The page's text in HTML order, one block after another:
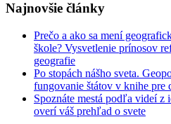
Najnovšie články
Prečo a ako sa mení
škole? Vysvetlenie prínosov
geografie
Po stopách nášho sveta.
fungovanie štátov v knihe pre
Spoznáte mestá podľa videí z
overí váš prehľad o svete